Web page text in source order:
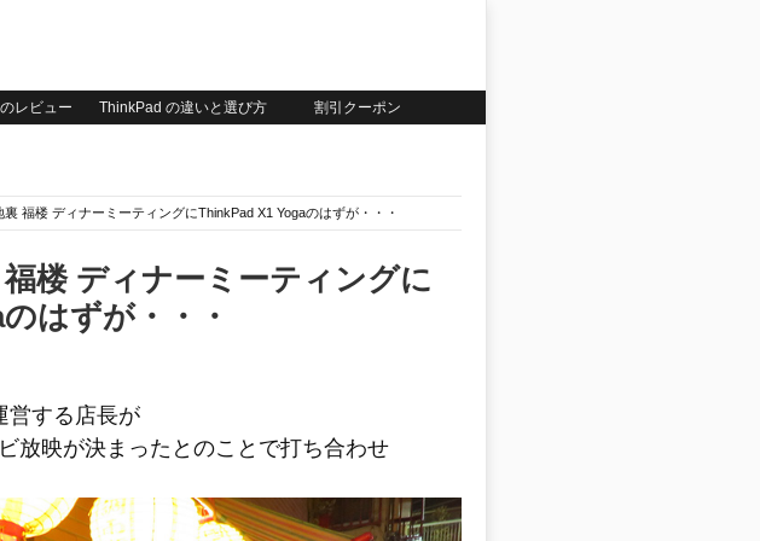
レビュー ThinkPad の違いと選び方 割引クーポン
福楼 ディナーミーティングにThinkPad X1 Yogaのはずが・・・
楼 ディナーミーティングに
はずが・・・
営する店長が
放映が決まったとのことで打ち合わせ